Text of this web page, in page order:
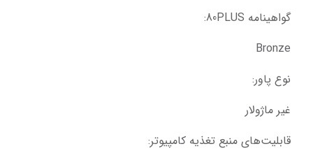
گواهینامه 80PLUS:
Bronze
نوع پاور:
غیر ماژولار
قابلیت‌های منبع تغذیه کامپیوتر: